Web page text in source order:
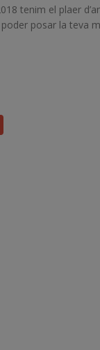
tenim el plaer
posar la teva